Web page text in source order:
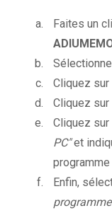
Faites un
Cliquez sur
Cliquez sur
Cliquez sur
PC"et
Enfin,